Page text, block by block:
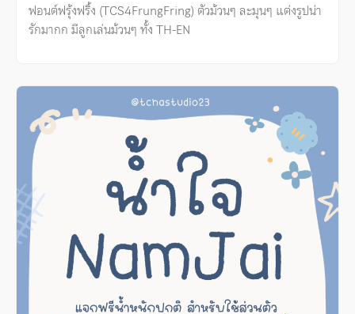
ฟอนต์ฟรุ้งฟริ้ง (TCS4FrungFring) ตัวม้วนๆ ละมุนๆ แต่งรูปน่า
รักมากก มีลูกเล่นม้วนๆ ทั้ง TH-EN